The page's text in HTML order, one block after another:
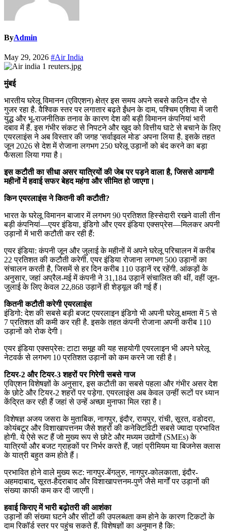
ByAdmin
May 29, 2026 #Air India
मुंबई
भारतीय घरेलू विमानन (एविएशन) क्षेत्र इस समय अपने सबसे कठिन दौर से
गुजर रहा है. वैश्विक स्तर पर लगातार बढ़ते ईंधन के दाम, पश्चिम एशिया में जारी
युद्ध और भू-राजनीतिक तनाव के कारण देश की बड़ी विमानन कंपनियां भारी
दबाव में हैं. इस गंभीर संकट से निपटने और खुद को वित्तीय घाटे से बचाने के लिए
एयरलाइंस ने अब विस्तार की जगह 'सर्वाइवल मोड' अपना लिया है. इसके तहत
जून 2026 से देश में रोजाना लगभग 250 घरेलू उड़ानों को बंद करने का बड़ा
फैसला लिया गया है।
इस कटौती का सीधा असर यात्रियों की जेब पर पड़ने वाला है, जिससे आगामी
महीनों में हवाई सफर बेहद महंगा और सीमित हो जाएगा।
किन एयरलाइंस ने कितनी की कटौती?
भारत के घरेलू विमानन बाजार में लगभग 90 प्रतिशत हिस्सेदारी रखने वाली तीन
बड़ी कंपनियां—एयर इंडिया, इंडिगो और एयर इंडिया एक्सप्रेस—मिलकर अपनी
उड़ानों में भारी कटौती कर रही हैं:
एयर इंडिया: कंपनी जून और जुलाई के महीनों में अपने घरेलू परिचालन में करीब
22 प्रतिशत की कटौती करेगी. एयर इंडिया रोजाना लगभग 500 उड़ानों का
संचालन करती है, जिसमें से हर दिन करीब 110 उड़ानें रद्द रहेंगी. आंकड़ों के
अनुसार, जहां अप्रैल-मई में कंपनी ने 31,184 उड़ानें संचालित की थीं, वहीं जून-
जुलाई के लिए केवल 22,868 उड़ानें ही शेड्यूल की गई हैं।
कितनी कटौती करेगी एयरलाइंस
इंडिगो: देश की सबसे बड़ी बजट एयरलाइन इंडिगो भी अपनी घरेलू क्षमता में 5 से
7 प्रतिशत की कमी कर रही है. इसके तहत कंपनी रोजाना अपनी करीब 110
उड़ानों को रोक देगी।
एयर इंडिया एक्सप्रेस: टाटा समूह की यह सहयोगी एयरलाइन भी अपने घरेलू
नेटवर्क से लगभग 10 प्रतिशत उड़ानों को कम करने जा रही है।
टियर-2 और टियर-3 शहरों पर गिरेगी सबसे गाज
एविएशन विशेषज्ञों के अनुसार, इस कटौती का सबसे पहला और गंभीर असर देश
के छोटे और टियर-2 शहरों पर पड़ेगा. एयरलाइंस अब केवल उन्हीं रूटों पर ध्यान
केंद्रित कर रही हैं जहां से उन्हें अच्छा मुनाफा मिल रहा है।
विशेषज्ञ अजय जसरा के मुताबिक, नागपुर, इंदौर, रायपुर, रांची, सूरत, वडोदरा,
कोयंबटूर और विशाखापत्तनम जैसे शहरों की कनेक्टिविटी सबसे ज्यादा प्रभावित
होगी. ये ऐसे रूट हैं जो मुख्य रूप से छोटे और मध्यम उद्योगों (SMEs) के
यात्रियों और बजट ग्राहकों पर निर्भर करते हैं, जहां प्रीमियम या बिजनेस क्लास
के यात्री बहुत कम होते हैं।
प्रभावित होने वाले मुख्य रूट: नागपुर-बेंगलुरु, नागपुर-कोलकाता, इंदौर-
अहमदाबाद, सूरत-हैदराबाद और विशाखापत्तनम-पुणे जैसे मार्गों पर उड़ानों की
संख्या काफी कम कर दी जाएगी।
हवाई किराए में भारी बढ़ोतरी की आशंका
उड़ानों की संख्या घटने और सीटों की उपलब्धता कम होने के कारण टिकटों के
दाम रिकॉर्ड स्तर पर पहुंच सकते हैं. विशेषज्ञों का अनुमान है कि: